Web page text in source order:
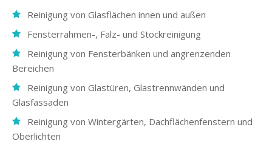
Reinigung von Glasflächen innen und außen
Fensterrahmen-, Falz- und Stockreinigung
Reinigung von Fensterbänken und angrenzenden
Bereichen
Reinigung von Glastüren, Glastrennwänden und
Glasfassaden
Reinigung von Wintergärten, Dachflächenfenstern und
Oberlichten